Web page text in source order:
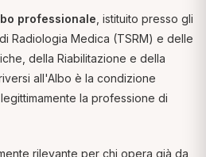
professionale , istituito presso gli
Radiologia Medica (TSRM) e delle
della Riabilitazione e della
all'Albo è la condizione
la professione di
rilevante per chi opera già da